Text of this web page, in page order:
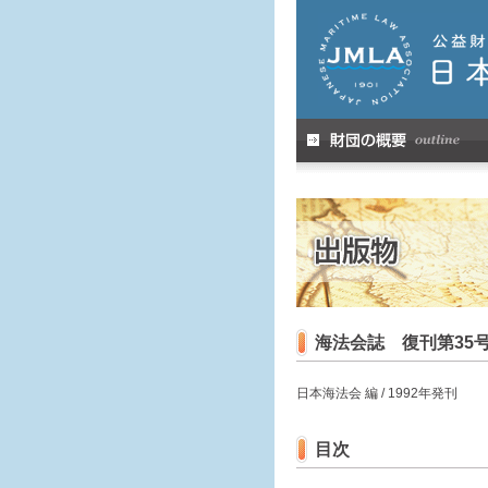
海法会誌 復刊第35
日本海法会 編 / 1992年発刊
目次